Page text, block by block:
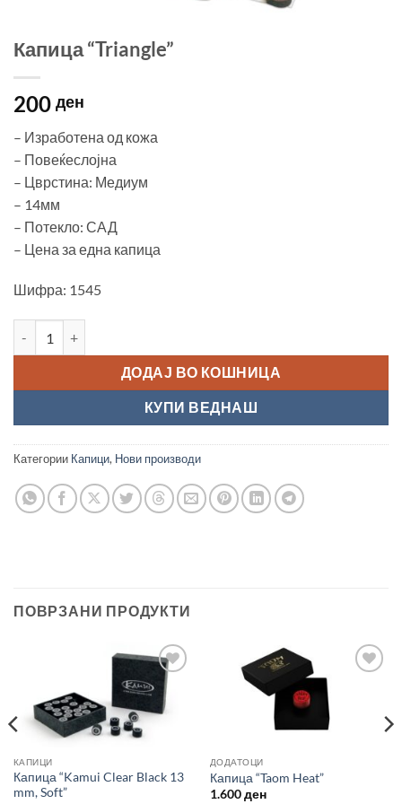
Капица “Triangle”
200 ден
– Изработена од кожа
– Повеќеслојна
– Цврстина: Медиум
– 14мм
– Потекло: САД
– Цена за една капица
Шифра: 1545
ДОДАЈ ВО КОШНИЦА
КУПИ ВЕДНАШ
Категории Капици, Нови производи
ПОВРЗАНИ ПРОДУКТИ
Во
желботека
КАПИЦИ
Капица “Kamui Clear Black 13
mm, Soft”
желботека
ДОДАТОЦИ
Капица “Taom Heat”
1.600ден